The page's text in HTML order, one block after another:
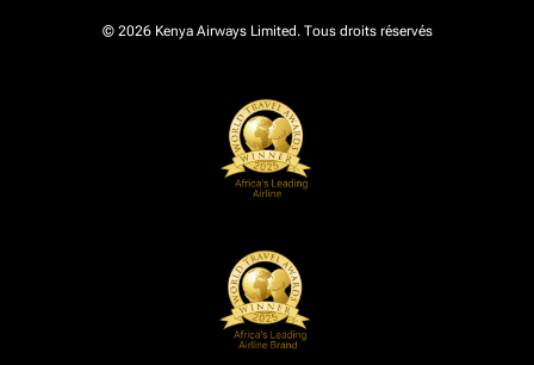
© 2026 Kenya Airways Limited. Tous droits réservés